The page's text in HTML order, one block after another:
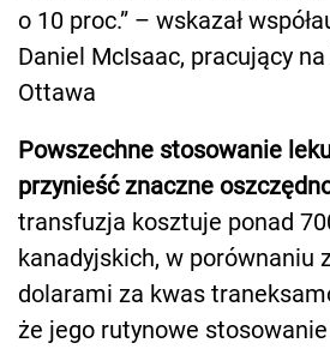
o 10 proc.” – wskazał
Daniel McIsaac, pracujący
Ottawa
Powszechne stosowanie
przynieść znaczne
transfuzja kosztuje ponad
kanadyjskich, w porównaniu
dolarami za kwas
że jego rutynowe